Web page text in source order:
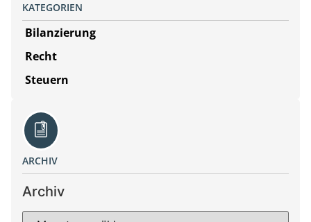
KATEGORIEN
Bilanzierung
Recht
Steuern
ARCHIV
Archiv